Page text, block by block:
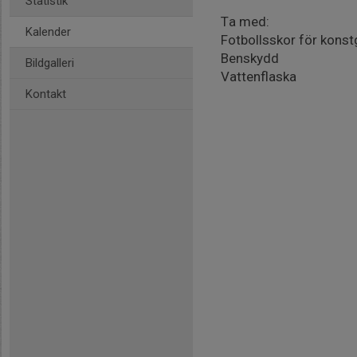
Kalender
Bildgalleri
Kontakt
Ta med:
Fotbollsskor för
Benskydd
Vattenflaska